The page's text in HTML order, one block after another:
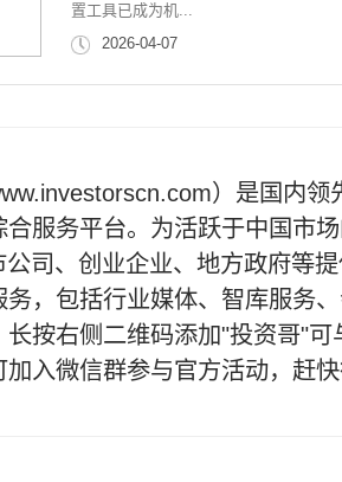
置工具已成为机...
2026-04-07
）是国内领
合服务平台。为活跃于中国市
公司、创业企业、地方政府等
务，包括行业媒体、智库服务
长按右侧二维码添加"投资哥"可
加入微信群参与官方活动，赶